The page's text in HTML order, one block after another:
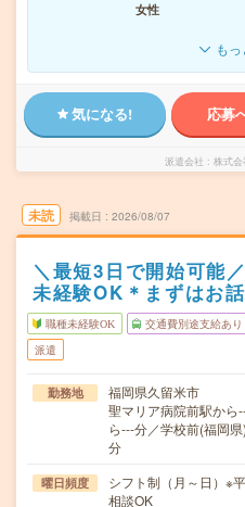
女性
も
気になる! 応募
派遣会社 株式会
未読 掲載日 2026/08/07
＼最短3日で開始可能
未経験OK＊まずはお
職種未経験OK 交通費別途支給あり
派遣
勤務地
福岡県久留米市
聖マリア病院前駅から
ら---分／学校前(福岡
分
曜日頻度
シフト制（月～日）※
相談OK